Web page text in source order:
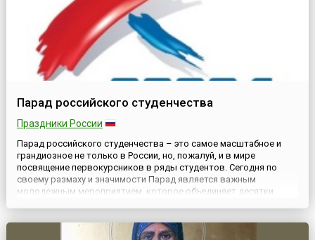
Парад российского студенчества
Праздники России
Парад российского студенчества – это самое масштабное и
грандиозное не только в России, но, пожалуй, и в мире
посвящение первокурсников в ряды студентов. Сегодня по
своему размаху и значимости Парад является важным
молодежным мероприятием, которое объединяет десятки